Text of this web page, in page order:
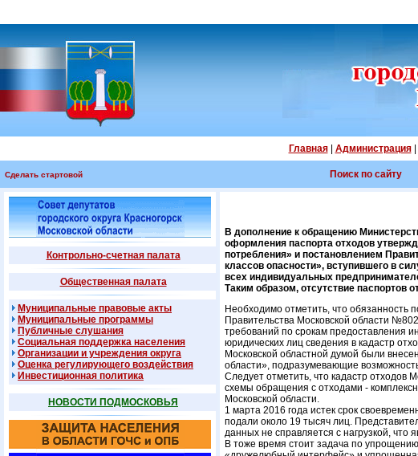
Главная| Администрация|
Сделать стартовой Поиск по сайту
Контрольно-счетная палата
Общественная палата
Муниципальные правовые акты
Муниципальные программы
Публичные слушания
Социальная поддержка населения
Организации и учреждения округа
Оценка регулирующего воздействия
Инвестиционная политика
НОВОСТИ ПОДМОСКОВЬЯ
В дополнение к обращению
оформления паспорта отходов
потребления» и постановлением
классов опасности», вступившего в
всех индивидуальных
Таким образом, отсутствие паспортов
Необходимо отметить, что обязанность
Правительства Московской области
требований по срокам предоставления
юридических лиц сведения в кадастр
Московской областной думой были
области», подразумевающие
Следует отметить, что кадастр отходов
схемы обращения с отходами -
Московской области.
1 марта 2016 года истек срок
подали около 19 тысяч лиц.
данных не справляется с нагрузкой, что
В тоже время стоит задача по